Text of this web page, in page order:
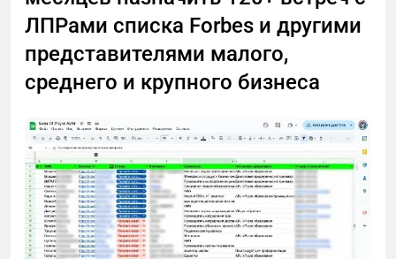
ЛПРами списка Forbes и другими
представителями малого,
среднего и крупного бизнеса